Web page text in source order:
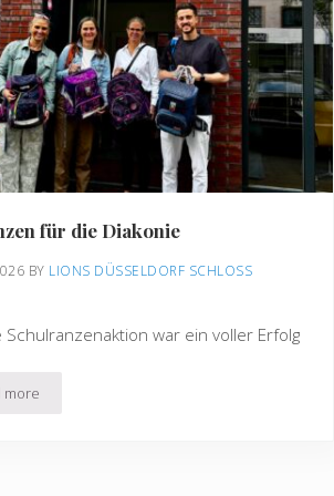
für die Diakonie
BY LIONS DÜSSELDORF SCHLOSS
Schulranzenaktion war ein voller Erfolg
more
50 Ranzen für die Diakonie